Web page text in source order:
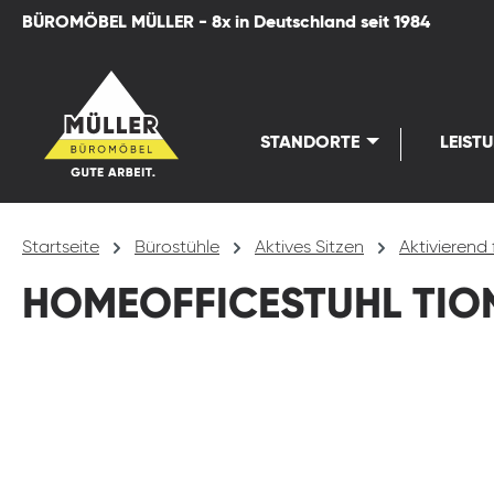
Zur Hauptnavigation springen
BÜROMÖBEL MÜLLER - 8x in Deutschland seit 1984
STANDORTE
Startseite Bürostühle Aktives Sitzen Aktivierend
HOMEOFFICESTUHL